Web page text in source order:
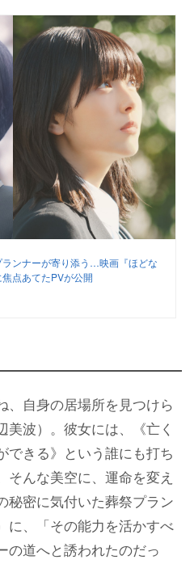
ンナーが寄り添う…映画『ほどな
点あてたPVが公開
、自身の居場所を見つけら
波）。彼女には、《亡く
できる》という誰にも打ち
んな美空に、運命を変え
秘密に気付いた葬祭プラン
に、「その能力を活かすべ
の道へと誘われたのだっ